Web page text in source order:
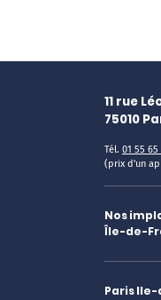
11 rue
75010
Tél. 01 55 65
(prix d'un
Nos
Île-de-
Paris